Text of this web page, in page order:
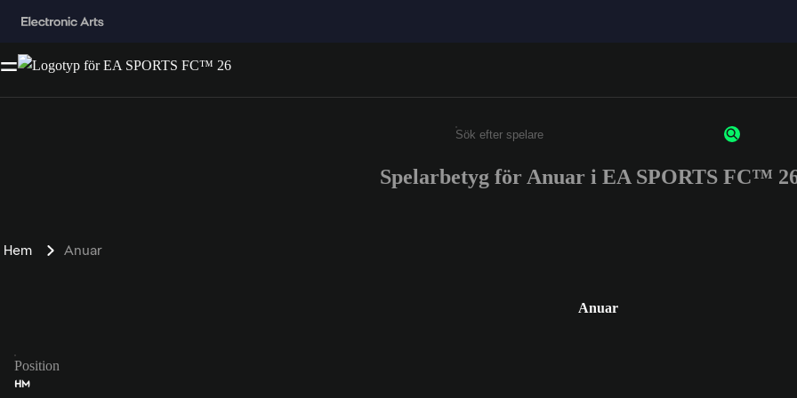
Ange minst 3 tecken eller siffror
Spelarbetyg för Anuar i EA SPORTS FC™
Hem Anuar
Anuar
Position
HM